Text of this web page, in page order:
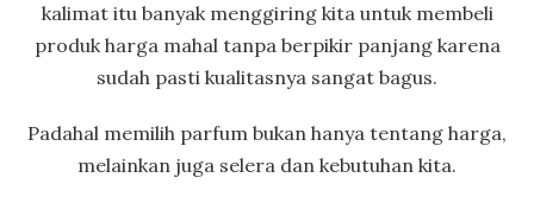
kalimat itu banyak menggiring kita untuk membeli
produk harga mahal tanpa berpikir panjang karena
sudah pasti kualitasnya sangat bagus.
Padahal memilih parfum bukan hanya tentang harga,
melainkan juga selera dan kebutuhan kita.